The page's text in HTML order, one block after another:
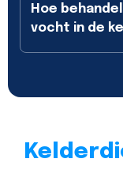
Hoe
vocht in de